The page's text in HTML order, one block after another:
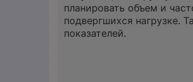
планировать объем и
подвергшихся нагрузке.
показателей.